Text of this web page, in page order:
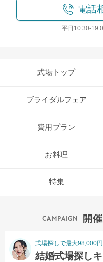
電話
平日10:30-
式場トップ
ブライダルフェア
費用プラン
お料理
特集
開
式場探しで最大98,000
結婚式場探し